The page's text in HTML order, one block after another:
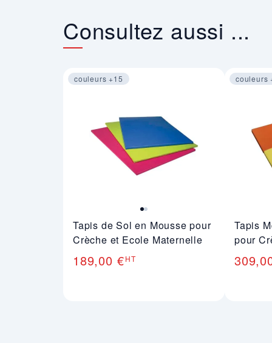
Consultez aussi ...
couleurs +15
Tapis de Sol en Mousse pour
Crèche et Ecole Maternelle
189,00 €HT
couleurs
Tapis
pour